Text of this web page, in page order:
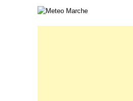
Carta meteorologica delle Marche